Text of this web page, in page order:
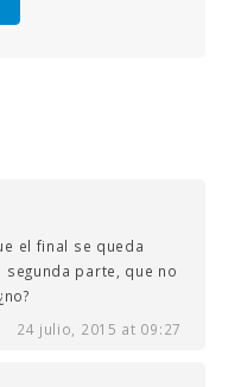
el final se queda
parte, que no
24 julio, 2015 at 09:27